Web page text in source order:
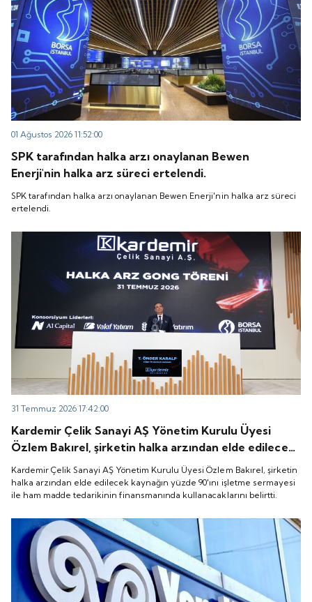
01 Ağustos 2026 11:52:00
SPK tarafından halka arzı onaylanan Bewen
Enerji'nin halka arz süreci ertelendi.
SPK tarafından halka arzı onaylanan Bewen Enerji'nin halka arz süreci
ertelendi.
31 Temmuz 2026 17:42:00
Kardemir Çelik Sanayi AŞ Yönetim Kurulu Üyesi
Özlem Bakırel, şirketin halka arzından elde edilecek
kaynağın yüzde 90'ını işletme sermayesi ile ham
madde tedarikinin finansmanında kullanacaklarını
belirtti.
Kardemir Çelik Sanayi AŞ Yönetim Kurulu Üyesi Özlem Bakırel, şirketin
halka arzından elde edilecek kaynağın yüzde 90'ını işletme sermayesi
ile ham madde tedarikinin finansmanında kullanacaklarını belirtti.